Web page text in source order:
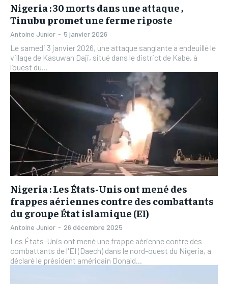
Nigeria : 30 morts dans une attaque ,
Tinubu promet une ferme riposte
Antoine Junior - 5 janvier 2026
Le samedi 3 janvier 2026, une attaque sanglante a endeuillé le
village de Kasuwan Daji, situé dans le district de Kabe, à
l’ouest du...
Nigeria : Les États-Unis ont mené des
frappes aériennes contre des combattants
du groupe État islamique (EI)
Antoine Junior - 26 décembre 2025
Les États-Unis ont mené une frappe aérienne contre des
combattants de l'EI (Daech) dans le nord-ouest du Nigeria, a
déclaré le président américain Donald...